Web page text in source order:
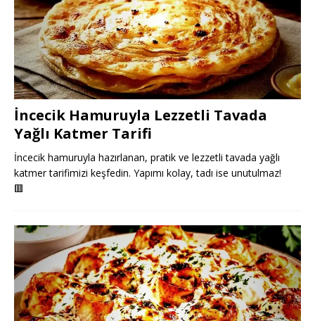
İncecik Hamuruyla Lezzetli Tavada
Yağlı Katmer Tarifi
İncecik hamuruyla hazırlanan, pratik ve lezzetli tavada yağlı
katmer tarifimizi keşfedin. Yapımı kolay, tadı ise unutulmaz!
🟥